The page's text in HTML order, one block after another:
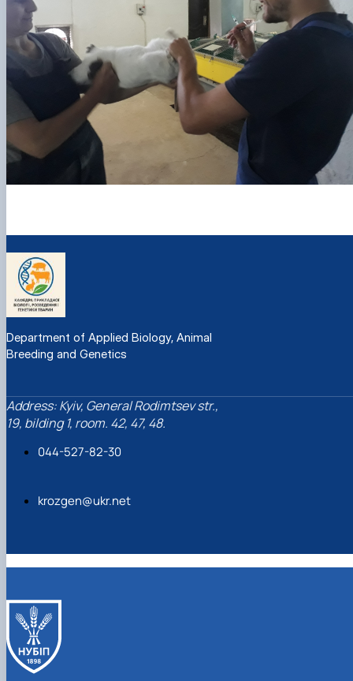
Department of Applied Biology, Animal
Breeding and Genetics
Address: Kyiv, General Rodimtsev str.,
19, bilding 1, room. 42, 47, 48.
044-527-82-30
krozgen@ukr.net